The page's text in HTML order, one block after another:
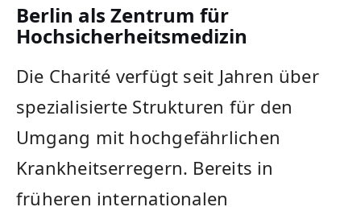
Berlin als Zentrum für
Hochsicherheitsmedizin
Die Charité verfügt seit Jahren über
spezialisierte Strukturen für den
Umgang mit hochgefährlichen
Krankheitserregern. Bereits in
früheren internationalen